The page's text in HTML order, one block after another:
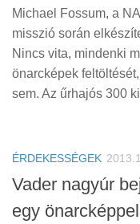
Michael Fossum, a
misszió során
Nincs vita, mindenki
önarcképek
sem. Az űrhajós 300
ÉRDEKESSÉGEK
Vader nagyúr
egy önarcképpel